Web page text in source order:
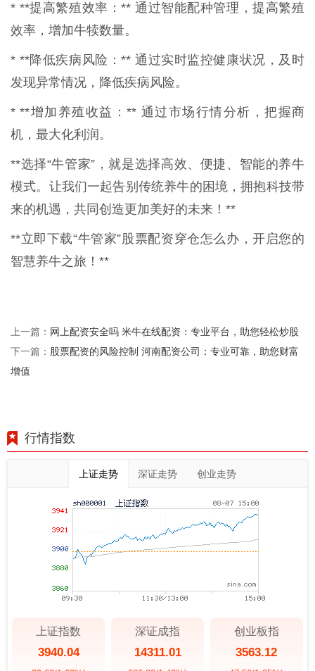
* **提高繁殖效率：** 通过智能配种管理，提高繁殖
效率，增加牛犊数量。
* **降低疾病风险：** 通过实时监控健康状况，及时
发现异常情况，降低疾病风险。
* **增加养殖收益：** 通过市场行情分析，把握商
机，最大化利润。
**选择“牛管家”，就是选择高效、便捷、智能的养牛
模式。让我们一起告别传统养牛的困境，拥抱科技带
来的机遇，共同创造更加美好的未来！**
**立即下载“牛管家”股票配资穿仓怎么办，开启您的
智慧养牛之旅！**
上一篇： 网上配资安全吗 米牛在线配资：专业平台，助您轻松炒股
下一篇： 股票配资的风险控制 河南配资公司：专业可靠，助您财富
增值
行情指数
上证走势 深证走势 创业走势
上证指数
3940.04
深证成指
14311.01
创业板指
3563.12